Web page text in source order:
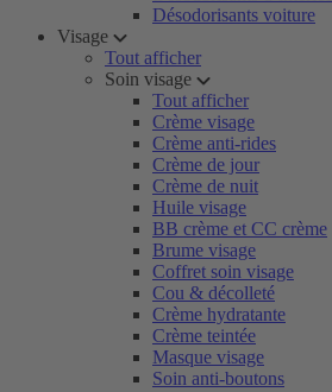
Désodorisants voiture
Visage
Tout afficher
Soin visage
Tout afficher
Crème visage
Crème anti-rides
Crème de jour
Crème de nuit
Huile visage
BB crème et CC crème
Brume visage
Coffret soin visage
Cou & décolleté
Crème hydratante
Crème teintée
Masque visage
Soin anti-boutons